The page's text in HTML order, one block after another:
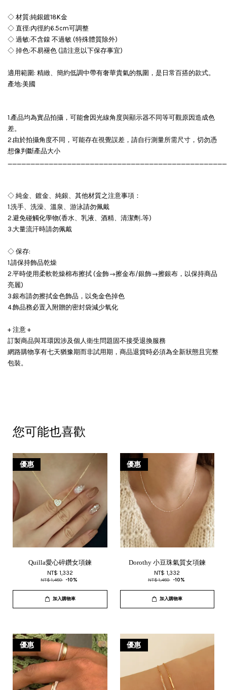
◇ 材質:純銀鍍18K金
◇ 直徑:內徑約6.5cm可調整
◇ 過敏:不含鎳 不過敏 (特殊體質除外)
◇ 掉色:不易褪色 (請注意以下保存事宜)
適用範圍: 精緻、簡約低調中帶有奢華貴氣的氛圍，是日常百搭的款式。
產地:美國
1.產品均為實品拍攝，可能會因光線角度與顯示器不同等可觀原因造成色
差。
2.由於拍攝角度不同，可能存在視覺誤差，請自行測量所需尺寸，切勿憑
想像判斷產品大小
◇ 純金、鍍金、純銀、其他材質之注意事項：
1.洗手、洗澡、溫泉、游泳請勿佩戴
2.避免碰觸化學物(香水、乳液、酒精、清潔劑..等)
3.大量流汗時請勿佩戴
◇ 保存:
1.請保持飾品乾燥
2.平時使用柔軟乾燥棉布擦拭 (金飾→擦金布/銀飾→擦銀布，以保持商品
亮麗)
3.銀布請勿擦拭金色飾品，以免金色掉色
4.飾品務必置入附贈的密封袋減少氧化
+ 注意 +
訂製商品與耳環因涉及個人衛生問題固不接受退換服務
網路購物享有七天猶豫期而非試用期，商品退貨時必須為全新狀態且完整
包裝。
您可能也喜歡
優惠
Quilla愛心碎鑽女項鍊
NT$ 1,332
NT$ 1,480 -10%
加入購物車
優惠
Dorothy 小豆珠氣質女項鍊
NT$ 1,332
NT$ 1,480 -10%
加入購物車
優惠 優惠